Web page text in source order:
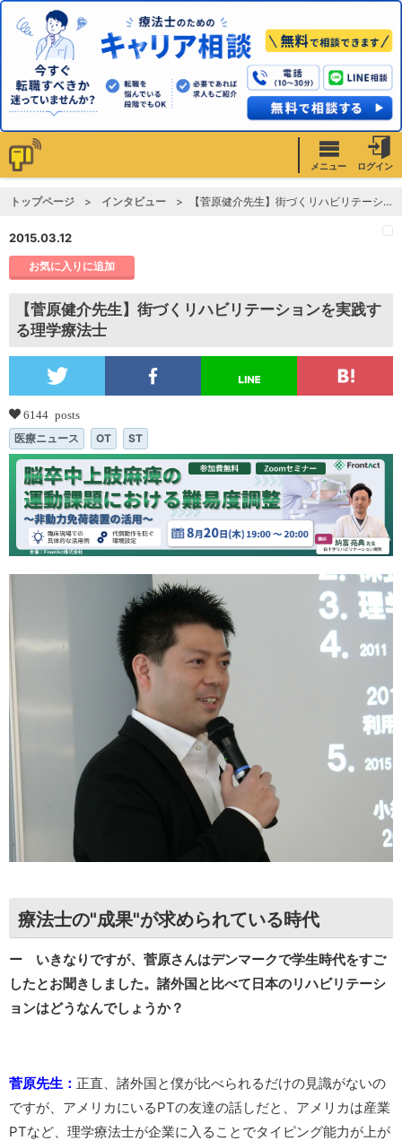
メニュー ログイン
トップページ インタビュー 【菅原健介先生】街づくリハビリテーションを実践する理学療法士
2015.03.12
お気に入りに追加
【菅原健介先生】街づくリハビリテーションを実践す
る理学療法士
6144 posts
医療ニュース OT ST
療法士の"成果"が求められている時代
ー いきなりですが、菅原さんはデンマークで学生時代をすご
したとお聞きしました。諸外国と比べて日本のリハビリテーシ
ョンはどうなんでしょうか？
菅原先生： 正直、諸外国と僕が比べられるだけの見識がないの
ですが、アメリカにいるPTの友達の話しだと、アメリカは産業
PTなど、理学療法士が企業に入ることでタイピング能力が上が